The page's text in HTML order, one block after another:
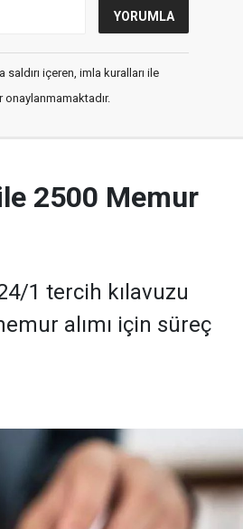
içeren, imla kuralları ile
onaylanmamaktadır.
2500 Memur
1 tercih kılavuzu
alımı için süreç